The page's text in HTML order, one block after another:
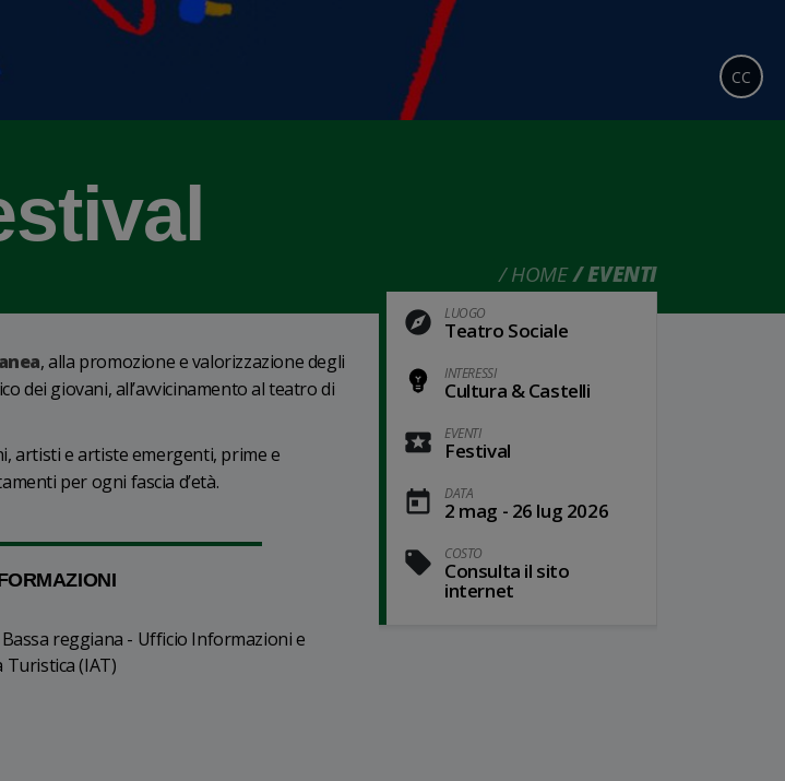
HOME EVENTI
CC
LUOGO
Teatro Sociale
INTERESSI
Cultura & Castelli
EVENTI
Festival
DATA
2 mag - 26 lug 2026
COSTO
Consulta il sito
internet
, alla promozione e valorizzazione degli
dei giovani, all’avvicinamento al teatro di
artisti e artiste emergenti, prime e
per ogni fascia d’età.
reggiana - Ufficio Informazioni e
Turistica (IAT)